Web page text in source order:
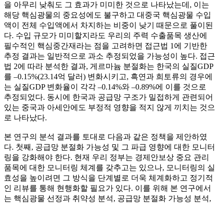
을 아무리 낮춰도 그 효과가 미미한 것으로 나타났는데, 이는
해당 핵심광물의 중요성에도 불구하고 대중국 핵심광물 수입
액이 전체 수입액에서 차지하는 비중이 낮기 때문으로 풀이된
다. 수입 규모가 미미할지라도 우리의 주력 수출품목 생산에
필수적인 핵심중간재라는 점을 고려하면 접근법 1에 기반한
추정 결과는 일반적으로 과소 추정되었을 가능성이 높다. 접근
법 2에 따라 분석한 결과, 게르마늄 분절화는 한국의 실질GDP
를 –0.15%(23.14억 달러) 변화시키고, 흑연과 희토류의 경우에
는 실질GDP 변화율이 각각 –0.14%와 –0.89%에 이를 것으로
추정되었다. 동시에 한국과 공급망 구조가 밀접하게 관련되어
있는 중국과 아세안에도 부정적 영향을 적지 않게 끼치는 것으
로 나타났다.
본 연구의 분석 결과를 토대로 다음과 같은 정책을 제안하였
다. 첫째, 공급망 분절화 가능성 및 그 파급 영향에 대한 모니터
링을 강화해야 한다. 현재 우리 정부는 경제안보상 중요 관리
품목에 대한 모니터링 체계를 갖추고는 있으나, 모니터링의 실
효성을 높이려면 그 방식을 단계별로 더욱 체계화하고 정기적
인 리뷰를 통해 현행화할 필요가 있다. 이를 위해 본 연구에서
는 핵심광물 선정과 취약성 분석, 공급망 분절화 가능성 분석,